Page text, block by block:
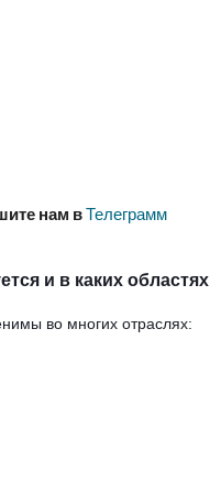
нам вТелеграмм
и в каких областях
во многих отраслях: